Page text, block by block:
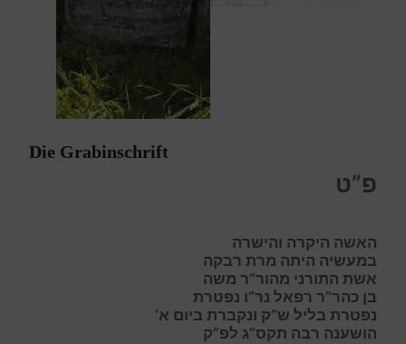
Die Grabinschrift
פ”ט
האשה היקרה והישרה
במעשיה היתה מרת רבקה
אשת התורני מהור”ר משה
בן כהר”ר רפאל נר”ו נפטרת
נפטרת בליל ש”ק ונקברת ביום א’
הושענה רבה תקס”ג לפ”ק